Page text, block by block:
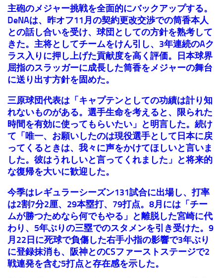
主砲のメジャー挑戦を全面的にバックアップする。
DeNAは、昨オフ11月の契約更改交渉での筒香本人
との話し合いを受け、球団としての方針を熟考して
きた。主将としてチームをけん引し、3年連続のAク
ラス入りに押し上げた貢献度を高く評価。日本球界
屈指のスラッガーに成長した筒香をメジャーの舞台
に送り出す方針を固めた。
三原球団代表は「キャプテンとしての功績は計り知
れないものがある。選手生命を考えると、限られた
時間を有効に使ってもらいたい」と明言した。続け
て「唯一、お願いしたのは現役選手として日本に戻
ってくるときは、我々に声をかけてほしいと言いま
した。彼はうれしいと言ってくれました」と将来的
な復帰を大いに歓迎した。
今季はレギュラーシーズン131試合に出場し、打率
は2割7分2厘、29本塁打、79打点。8月には「チー
ムが勝つためなら何でもやる」と離脱した宮崎に代
わり、5年ぶりの三塁でのスタメンを引き受けた。9
月22日に死球で負傷した右手小指の影響で3年ぶり
に登録抹消も、阪神とのCSファーストステージで2
戦連発を含む5打点と存在感を示した。